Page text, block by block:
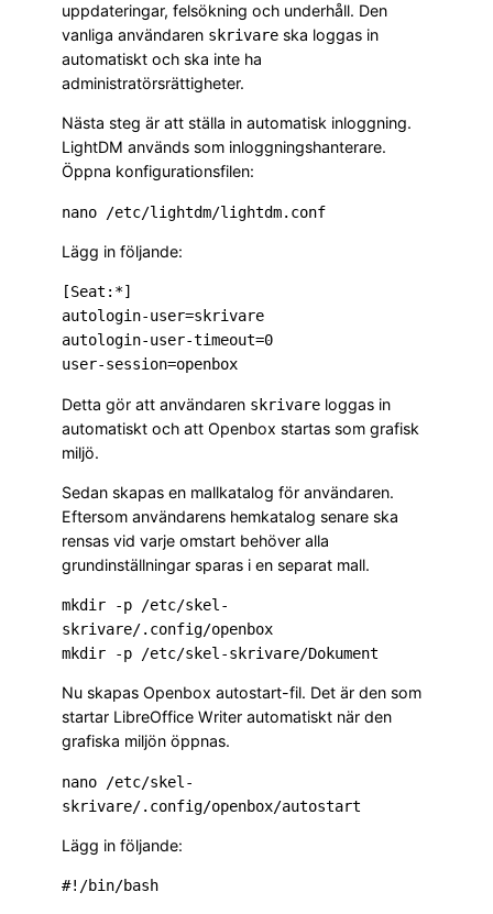
uppdateringar, felsökning och underhåll. Den
vanliga användaren skrivare ska loggas in
automatiskt och ska inte ha
administratörsrättigheter.
Nästa steg är att ställa in automatisk inloggning.
LightDM används som inloggningshanterare.
Öppna konfigurationsfilen:
Lägg in följande:
[Seat:*]
autologin-user=skrivare
autologin-user-timeout=0
Detta gör att användaren skrivare loggas in
automatiskt och att Openbox startas som grafisk
miljö.
Sedan skapas en mallkatalog för användaren.
Eftersom användarens hemkatalog senare ska
rensas vid varje omstart behöver alla
grundinställningar sparas i en separat mall.
mkdir -p /etc/skel-
skrivare/.config/openbox
Nu skapas Openbox autostart-fil. Det är den som
startar LibreOffice Writer automatiskt när den
grafiska miljön öppnas.
nano /etc/skel-
Lägg in följande:
#!/bin/bash